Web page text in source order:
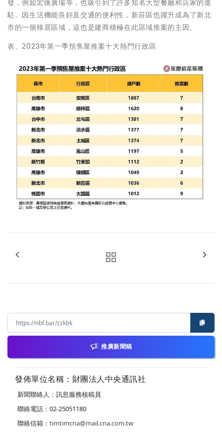
發，例如宏匯廣場等，也吸引到了許多知名大型餐廳和店家的進
駐。因生活機能良好及交通的便利性，新莊區也躍升成為了新北
市的一個移居區域，這也是建商積極在此區域推案的主因。
表、2023年第一季預售屋推案十大熱門行政區
推廣新聞稿
發佈單位名稱：財團法人中央通訊社
新聞聯絡人：訊息服務核稿員
聯絡電話：02-25051180
聯絡信箱： timtimcna@mail.cna.com.tw